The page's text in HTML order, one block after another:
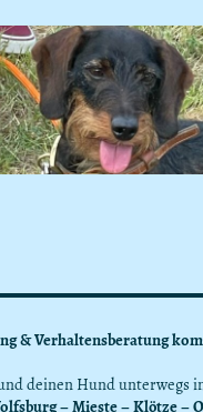
& Verhaltensberatung
deinen Hund unterwegs
– Mieste – Klötze –